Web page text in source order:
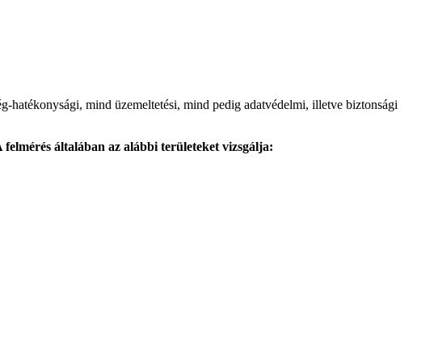
hatékonysági, mind üzemeltetési, mind pedig adatvédelmi, illetve biztonsági
felmérés általában az alábbi területeket vizsgálja: